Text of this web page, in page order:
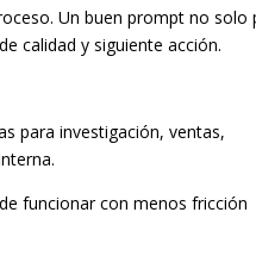
Un buen prompt no solo
calidad y siguiente acción.
para investigación, ventas,
funcionar con menos fricción